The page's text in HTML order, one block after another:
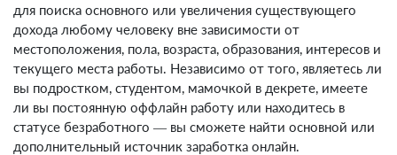
для поиска основного или увеличения существующего
дохода любому человеку вне зависимости от
местоположения, пола, возраста, образования, интересов и
текущего места работы. Независимо от того, являетесь ли
вы подростком, студентом, мамочкой в декрете, имеете
ли вы постоянную оффлайн работу или находитесь в
статусе безработного — вы сможете найти основной или
дополнительный источник заработка онлайн.